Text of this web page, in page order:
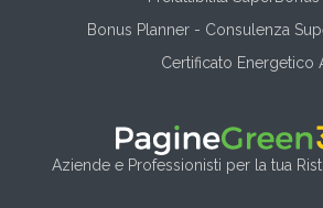
Bonus Planner - Consulenza
Certificato Energetico
Aziende e Professionisti per la tua